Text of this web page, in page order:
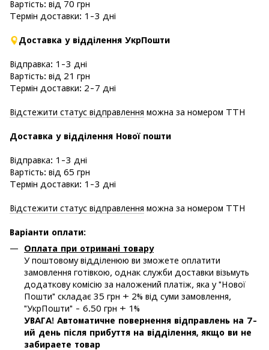
Вартість: від 70 грн
Термін доставки: 1-3 дні
Доставка у відділення УкрПошти
Відправка: 1-3 дні
Вартість: від 21 грн
Термін доставки: 2-7 дні
Відстежити статус відправлення можна за номером ТТН
Доставка у відділення Нової пошти
Відправка: 1-3 дні
Вартість: від 65 грн
Термін доставки: 1-3 дні
Відстежити статус відправлення можна за номером ТТН
Варіанти оплати:
Оплата при отримані товару
У поштовому відділенюю ви зможете оплатити
замовлення готівкою, однак служби доставки візьмуть
додаткову комісію за наложений платіж, яка у "Нової
Пошти" складає 35 грн + 2% від суми замовлення,
"УкрПошти" - 6.50 грн + 1%
УВАГА! Автоматичне повернення відправлень на 7-
ий день після прибуття на відділення, якщо ви не
забираете товар